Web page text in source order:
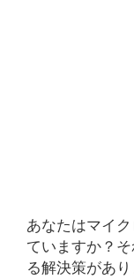
あなたはマイ
ていますか？
る解決策があ